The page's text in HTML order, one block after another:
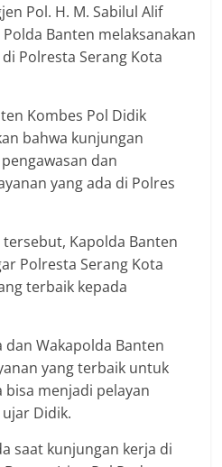
Pol. H. M. Sabilul Alif
Banten melaksanakan
Polresta Serang Kota
Kombes Pol Didik
bahwa kunjungan
dan
yang ada di Polres
Kapolda Banten
Polresta Serang Kota
terbaik kepada
dan Wakapolda Banten
yang terbaik untuk
bisa menjadi pelayan
Didik.
saat kunjungan kerja di